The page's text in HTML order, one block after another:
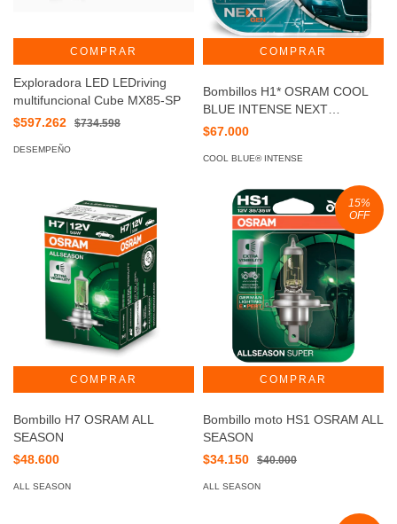
COMPRAR
Exploradora LED LEDriving
multifuncional Cube MX85-SP
$597.262
$734.598
DESEMPEÑO
Bombillos H1* OSRAM COOL
BLUE INTENSE NEXT
GENERATION
$67.000
COOL BLUE® INTENSE
Bombillo H7 OSRAM ALL
SEASON
$48.600
ALL SEASON
15%
OFF
Bombillo moto HS1 OSRAM ALL
SEASON
$34.150
$40.000
ALL SEASON